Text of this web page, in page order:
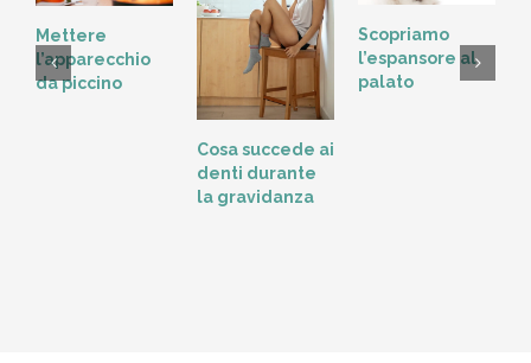
Mettere
l’apparecchio
da piccino
Cosa succede ai
denti durante
la gravidanza
Scopriamo
l’espansore al
palato